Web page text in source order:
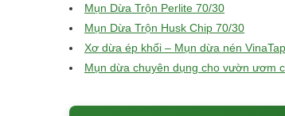
Mụn Dừa Trộn Perlite 70/30
Mụn Dừa Trộn Husk Chip 70/30
Xơ dừa ép khối – Mụn dừa nén VinaTap
Mụn dừa chuyên dụng cho vườn ươm